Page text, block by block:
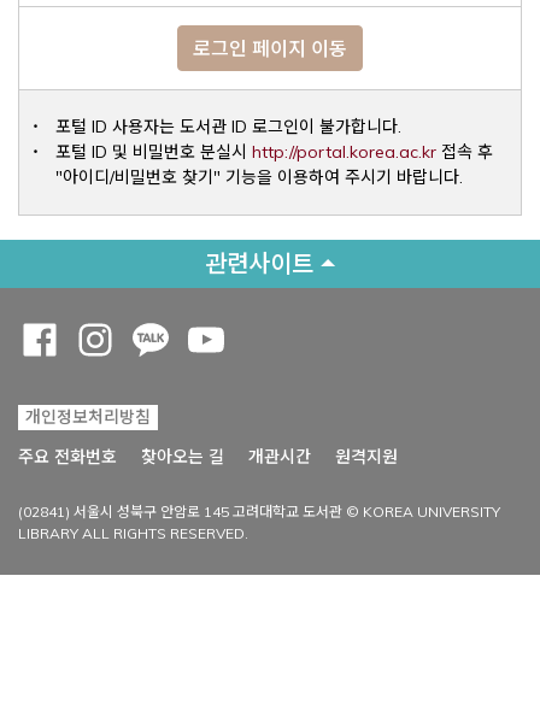
로그인 페이지 이동
포털 ID 사용자는 도서관 ID 로그인이 불가합니다.
포털 ID 및 비밀번호 분실시 http://portal.korea.ac.krOpens a
접속 후
"아이디/비밀번호 찾기" 기능을 이용하여 주시기 바랍니다.
관련사이트
개인정보처리방침
주요 전화번호
찾아오는 길 개관시간 원격지원
(02841) 서울시 성북구 안암로 145 고려대학교 도서관 © KOREA UNIVERSITY
LIBRARY ALL RIGHTS RESERVED.
Opens a new window
Opens a new window
Opens a new window